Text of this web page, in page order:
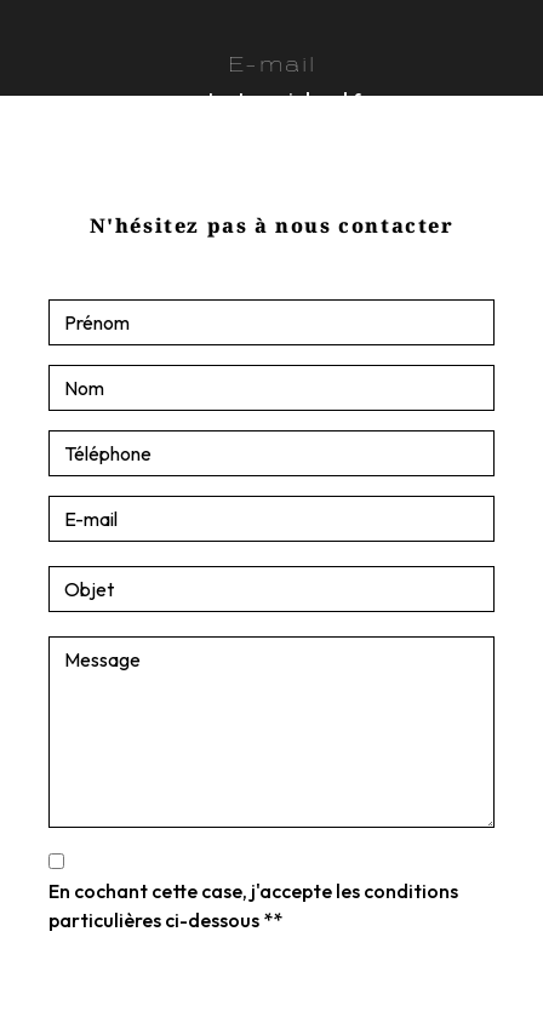
E-mail
contact@sasjobard.fr
N'hésitez pas à nous contacter
En cochant cette case, j'accepte les conditions
particulières ci-dessous **